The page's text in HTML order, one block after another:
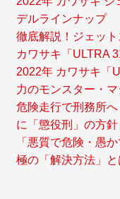
デルラインナップ
徹底解説！ジェッ
カワサキ「ULTRA
2022年 カワサキ「
力のモンスター・マ
危険走行で刑務所
に「懲役刑」の方
「悪質で危険・愚
極の「解決方法」と